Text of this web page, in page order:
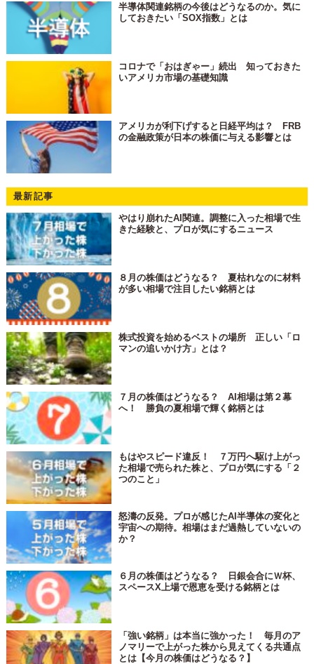
半導体関連銘柄の今後はどうなるのか。気に
しておきたい「SOX指数」とは
コロナで「おはぎゃー」続出 知っておきた
いアメリカ市場の基礎知識
アメリカが利下げすると日経平均は？ FRB
の金融政策が日本の株価に与える影響とは
最新記事
やはり崩れたAI関連。調整に入った相場で生
きた経験と、プロが気にするニュース
８月の株価はどうなる？ 夏枯れなのに材料
が多い相場で注目したい銘柄とは
株式投資を始めるベストの場所 正しい「ロ
マンの追いかけ方」とは？
７月の株価はどうなる？ AI相場は第２幕
へ！ 勝負の夏相場で輝く銘柄とは
もはやスピード違反！ ７万円へ駆け上がっ
た相場で売られた株と、プロが気にする「２
つのこと」
怒濤の反発。プロが感じたAI半導体の変化と
宇宙への期待。相場はまだ過熱していないの
か？
６月の株価はどうなる？ 日銀会合にＷ杯、
スペースX上場で恩恵を受ける銘柄とは
「強い銘柄」は本当に強かった！ 毎月のア
ノマリーで上がった株から見えてくる共通点
とは【今月の株価はどうなる？】